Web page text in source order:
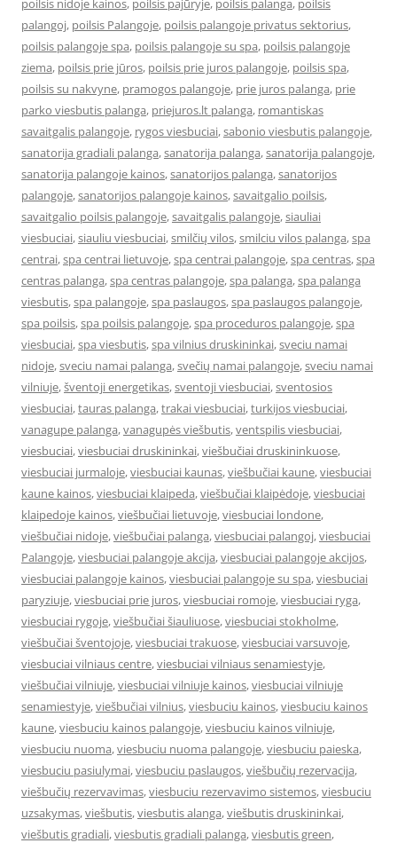
poilsis nidoje kainos, poilsis pajūryje, poilsis palanga, poilsis
palangoj, poilsis Palangoje, poilsis palangoje privatus sektorius,
poilsis palangoje spa, poilsis palangoje su spa, poilsis palangoje
ziema, poilsis prie jūros, poilsis prie juros palangoje, poilsis spa,
poilsis su nakvyne, pramogos palangoje, prie juros palanga, prie
parko viesbutis palanga, priejuros.lt palanga, romantiskas
savaitgalis palangoje, rygos viesbuciai,sabonio viesbutis palangoje,
sanatorija gradiali palanga,sanatorija palanga,sanatorija palangoje,
sanatorija palangoje kainos,sanatorijos palanga,sanatorijos
palangoje,sanatorijos palangoje kainos,savaitgalio poilsis,
savaitgalio poilsis palangoje,savaitgalis palangoje,siauliai
viesbuciai,siauliu viesbuciai,smilčių vilos,smilciu vilos palanga,spa
centrai,spa centrai lietuvoje,spa centrai palangoje,spa centras,spa
centras palanga,spa centras palangoje,spa palanga,spa palanga
viesbutis,spa palangoje,spa paslaugos,spa paslaugos palangoje,
spa poilsis,spa poilsis palangoje,spa proceduros palangoje,spa
viesbuciai,spa viesbutis,spa vilnius druskininkai,sveciu namai
nidoje,sveciu namai palanga,svečių namai palangoje,sveciu namai
vilniuje,šventoji energetikas,sventoji viesbuciai,sventosios
viesbuciai,tauras palanga,trakai viesbuciai,turkijos viesbuciai,
vanagupe palanga,vanagupės viešbutis,ventspilis viesbuciai,
viesbuciai,viesbuciai druskininkai,viešbučiai druskininkuose,
viesbuciai jurmaloje,viesbuciai kaunas,viešbučiai kaune,viesbuciai
kaune kainos,viesbuciai klaipeda,viešbučiai klaipėdoje,viesbuciai
klaipedoje kainos,viešbučiai lietuvoje,viesbuciai londone,
viešbučiai nidoje,viešbučiai palanga,viesbuciai palangoj,viesbuciai
Palangoje,viesbuciai palangoje akcija,viesbuciai palangoje akcijos,
viesbuciai palangoje kainos,viesbuciai palangoje su spa,viesbuciai
paryziuje,viesbuciai prie juros,viesbuciai romoje,viesbuciai ryga,
viesbuciai rygoje,viešbučiai šiauliuose,viesbuciai stokholme,
viešbučiai šventojoje,viesbuciai trakuose,viesbuciai varsuvoje,
viesbuciai vilniaus centre,viesbuciai vilniaus senamiestyje,
viešbučiai vilniuje,viesbuciai vilniuje kainos,viesbuciai vilniuje
senamiestyje,viešbučiai vilnius,viesbuciu kainos,viesbuciu kainos
kaune,viesbuciu kainos palangoje,viesbuciu kainos vilniuje,
viesbuciu nuoma,viesbuciu nuoma palangoje,viesbuciu paieska,
viesbuciu pasiulymai,viesbuciu paslaugos,viešbučių rezervacija,
viešbučių rezervavimas,viesbuciu rezervavimo sistemos,viesbuciu
uzsakymas,viešbutis,viesbutis alanga,viešbutis druskininkai,
viešbutis gradiali,viesbutis gradiali palanga,viesbutis green,